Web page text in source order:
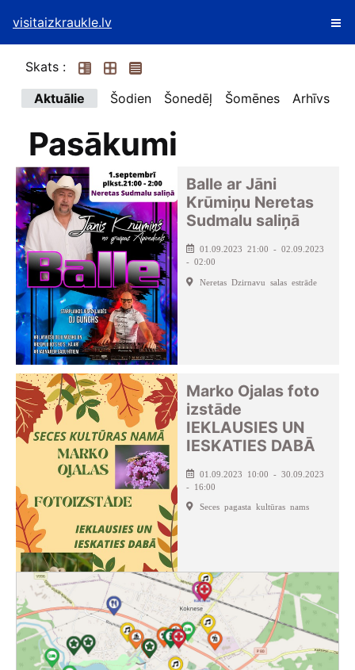
visitaizkraukle.lv
Skats :
Aktuālie
Šodien Šonedēļ Šomēnes Arhīvs
Pasākumi
Balle ar Jāni
Krūmiņu Neretas
Sudmalu saliņā
01.09.2023 21:00 - 02.09.2023
- 02:00
Neretas Dzirnavu salas estrāde
Marko Ojalas foto
izstāde
IEKLAUSIES UN
IESKATIES DABĀ
01.09.2023 10:00 - 30.09.2023
- 16:00
Seces pagasta kultūras nams